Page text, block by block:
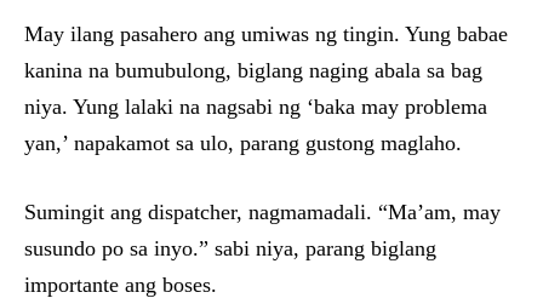
May ilang pasahero ang umiwas ng tingin. Yung babae
kanina na bumubulong, biglang naging abala sa bag
niya. Yung lalaki na nagsabi ng ‘baka may problema
yan,’ napakamot sa ulo, parang gustong maglaho.
Sumingit ang dispatcher, nagmamadali. “Ma’am, may
susundo po sa inyo.” sabi niya, parang biglang
importante ang boses.